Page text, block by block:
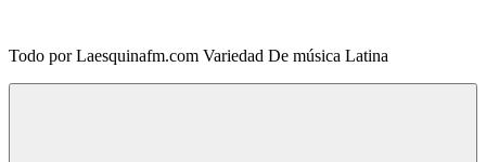
Todo por Laesquinafm.com Variedad De música Latina